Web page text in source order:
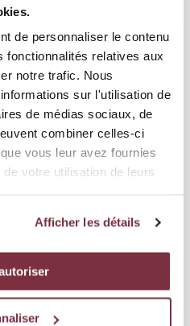
de personnaliser le contenu
fonctionnalités relatives aux
notre trafic. Nous
sur l'utilisation de
de médias sociaux, de
combiner celles-ci
vous leur avez fournies
votre utilisation de leurs
Afficher les détails